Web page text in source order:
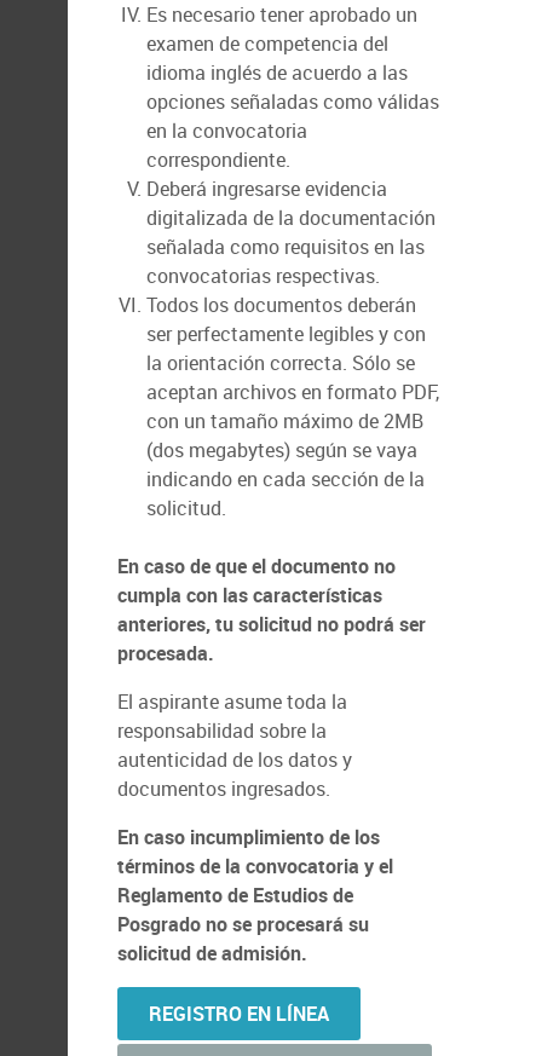
Es necesario tener aprobado un
examen de competencia del
idioma inglés de acuerdo a las
opciones señaladas como válidas
en la convocatoria
correspondiente.
Deberá ingresarse evidencia
digitalizada de la documentación
señalada como requisitos en las
convocatorias respectivas.
Todos los documentos deberán
ser perfectamente legibles y con
la orientación correcta. Sólo se
aceptan archivos en formato PDF,
con un tamaño máximo de 2MB
(dos megabytes) según se vaya
indicando en cada sección de la
solicitud.
En caso de que el documento no
cumpla con las características
anteriores, tu solicitud no podrá ser
procesada.
El aspirante asume toda la
responsabilidad sobre la
autenticidad de los datos y
documentos ingresados.
En caso incumplimiento de los
términos de la convocatoria y el
Reglamento de Estudios de
Posgrado no se procesará su
solicitud de admisión.
REGISTRO EN LÍNEA